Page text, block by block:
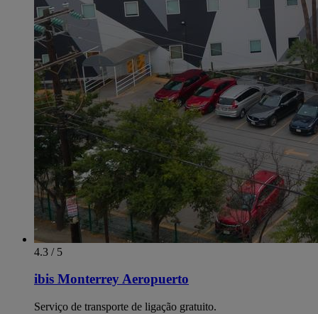
4.3 / 5
ibis Monterrey Aeropuerto
Serviço de transporte de ligação gratuito.